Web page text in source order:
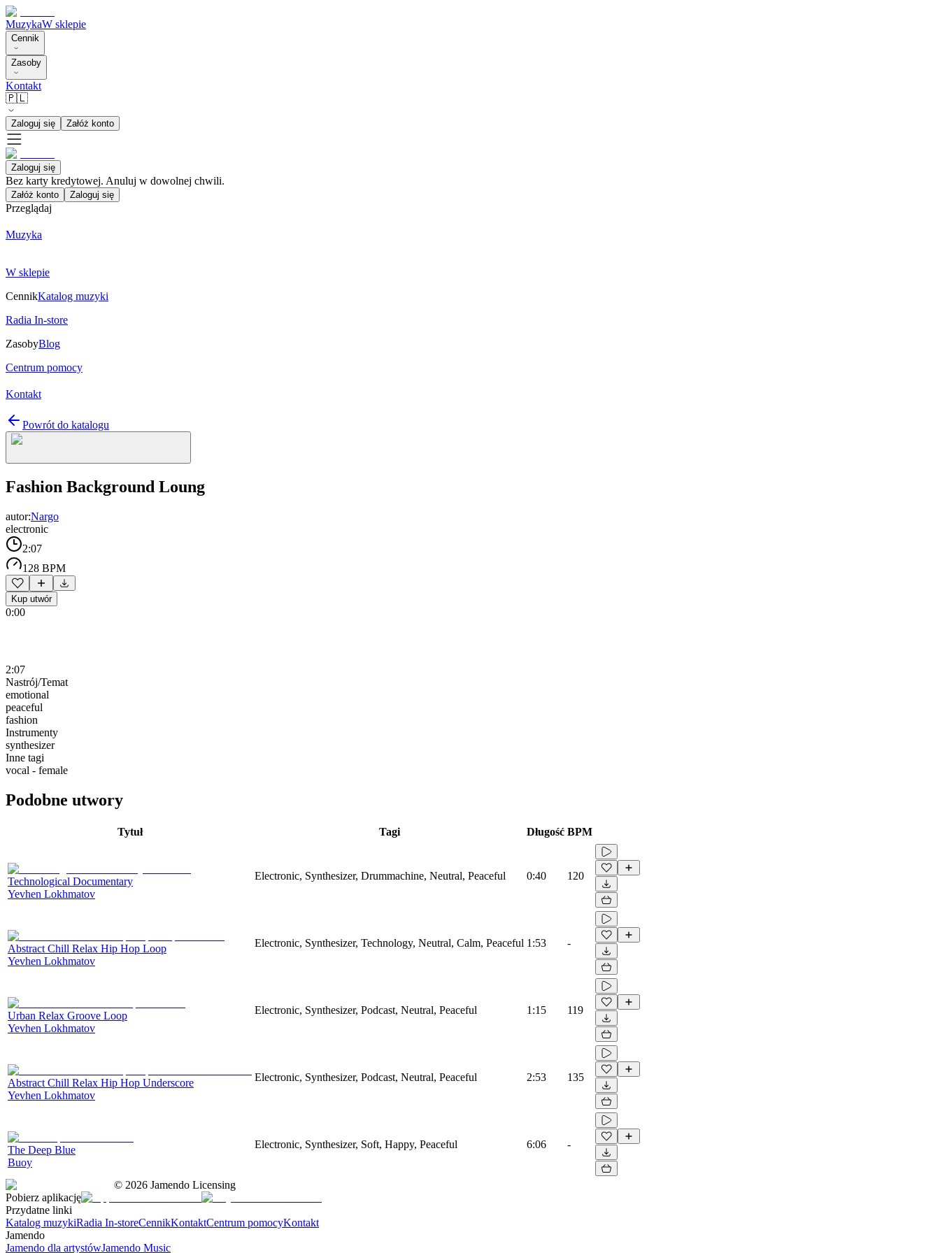
MuzykaW sklepie
Cennik
Zasoby
Kontakt
🇵🇱
Zaloguj się Załóż konto
Zaloguj się
Bez karty kredytowej. Anuluj w dowolnej chwili.
Załóż konto Zaloguj się
Przeglądaj
Muzyka
W sklepie
CennikKatalog muzyki
Radia In-store
ZasobyBlog
Centrum pomocy
Kontakt
Powrót do katalogu
Fashion Background Loung
autor:Nargo
electronic
2:07
128 BPM
Kup utwór
0:00
2:07
Nastrój/Temat
emotional
peaceful
fashion
Instrumenty
synthesizer
Inne tagi
vocal - female
Podobne utwory
Tytuł Tagi Długość BPM
Technological Documentary
Yevhen Lokhmatov
Electronic, Synthesizer, Drummachine, Neutral, Peaceful 0:40 120
Abstract Chill Relax Hip Hop Loop
Yevhen Lokhmatov
Electronic, Synthesizer, Technology, Neutral, Calm, Peaceful 1:53 -
Urban Relax Groove Loop
Yevhen Lokhmatov
Electronic, Synthesizer, Podcast, Neutral, Peaceful 1:15 119
Abstract Chill Relax Hip Hop Underscore
Yevhen Lokhmatov
Electronic, Synthesizer, Podcast, Neutral, Peaceful 2:53 135
The Deep Blue
Buoy
Electronic, Synthesizer, Soft, Happy, Peaceful 6:06 -
© 2026 Jamendo Licensing
Pobierz aplikację
Przydatne linki
Katalog muzykiRadia In-storeCennikKontaktCentrum pomocyKontakt
Jamendo
Jamendo dla artystówJamendo Music